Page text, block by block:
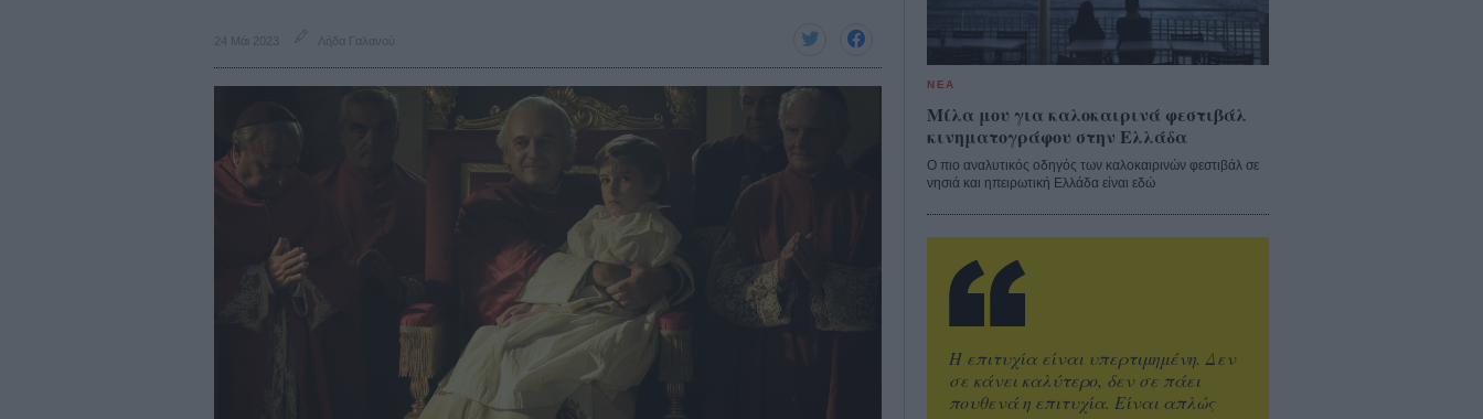
24 Μάι 2023 Λήδα Γαλανού
ΝΕΑ
Μίλα μου για καλοκαιρινά φεστιβάλ
κινηματογράφου στην Ελλάδα
Ο πιο αναλυτικός οδηγός των καλοκαιρινών φεστιβάλ σε
νησιά και ηπειρωτική Ελλάδα είναι εδώ
Η επιτυχία είναι υπερτιμημένη. Δεν
σε κάνει καλύτερο, δεν σε πάει
πουθενά η επιτυχία. Είναι απλώς